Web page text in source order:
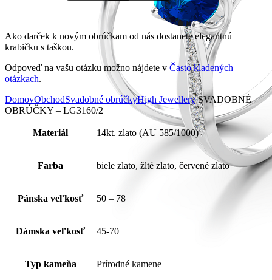
Ako darček k novým obrúčkam od nás dostanete elegantnú
krabičku s taškou.
Odpoveď na vašu otázku možno nájdete v Často kladených
otázkach.
DomovObchodSvadobné obrúčkyHigh JewellerySVADOBNÉ
OBRÚČKY – LG3160/2
Materiál 14kt. zlato (AU 585/1000)
Farba biele zlato, žlté zlato, červené zlato
Pánska veľkosť 50 – 78
Dámska veľkosť 45-70
Typ kameňa Prírodné kamene